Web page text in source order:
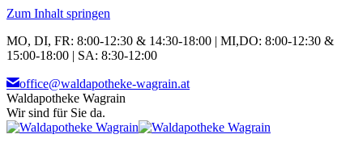
Zum Inhalt springen
MO, DI, FR: 8:00-12:30 & 14:30-18:00 | MI,DO: 8:00-12:30 &
15:00-18:00 | SA: 8:30-12:00
office@waldapotheke-wagrain.at
Waldapotheke Wagrain
Wir sind für Sie da.